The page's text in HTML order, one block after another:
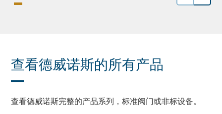
查看德威诺斯的所有产品
查看德威诺斯完整的产品系列，标准阀门或非标设备。